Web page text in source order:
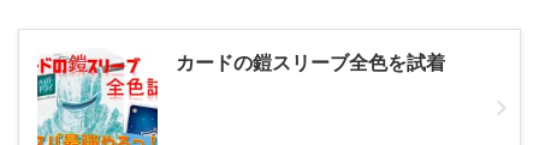
カードの鎧スリーブ全色を試着